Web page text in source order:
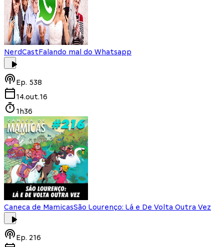
NerdCastFalando mal do Whatsapp
Ep. 538
14.out.16
1h36
Caneca de MamicasSão Lourenço: Lá e De Volta Outra Vez
Ep. 216